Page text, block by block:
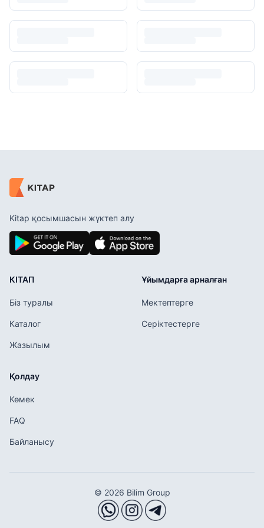
Kitap қосымшасын жүктеп алу
КІТАП
Біз туралы
Каталог
Жазылым
Ұйымдарға арналған
Мектептерге
Серіктестерге
Қолдау
Көмек
FAQ
Байланысу
© 2026 Bilim Group